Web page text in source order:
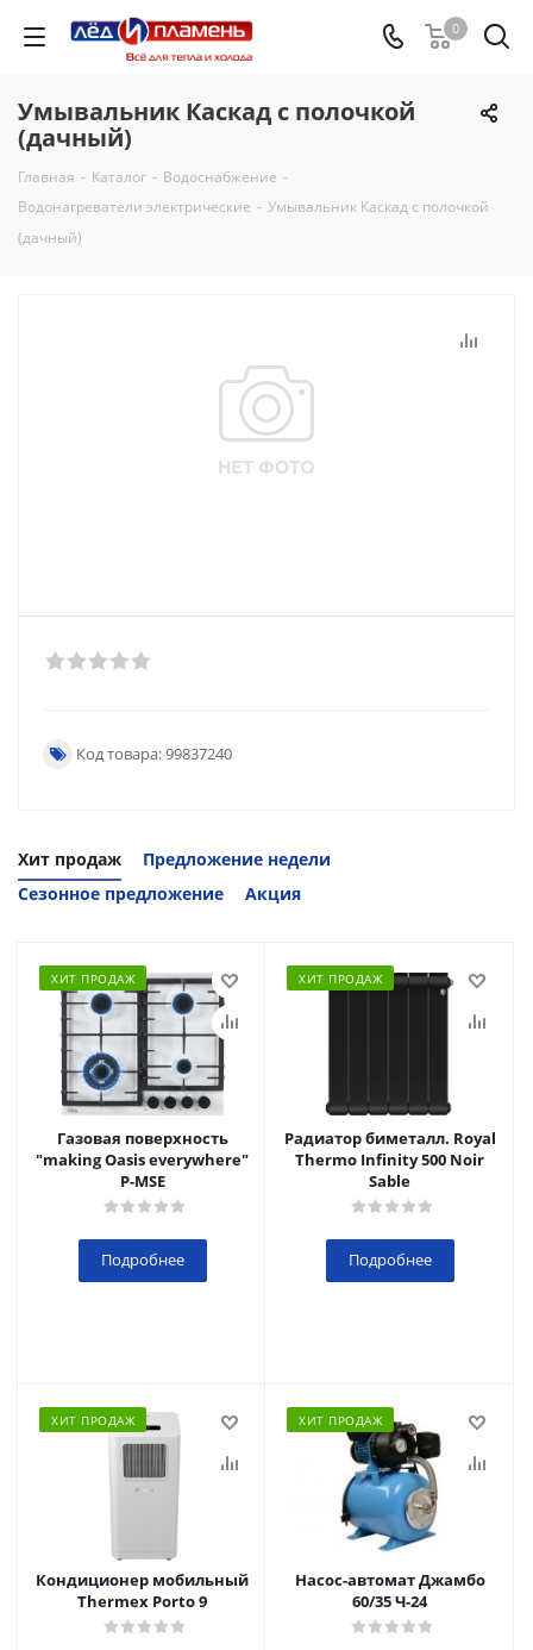
0
Умывальник Каскад с полочкой
(дачный)
Главная - Каталог - Водоснабжение -
Водонагреватели электрические - Умывальник Каскад с полочкой
(дачный)
Код товара: 99837240
Хит продаж
Предложение недели
Сезонное предложение
Акция
ХИТ ПРОДАЖ
Газовая поверхность
"making Oasis everywhere"
P-MSE
Подробнее
ХИТ ПРОДАЖ
Радиатор биметалл. Royal
Thermo Infinity 500 Noir
Sable
Подробнее
ХИТ ПРОДАЖ
Кондиционер мобильный
Thermex Porto 9
ХИТ ПРОДАЖ
Насос-автомат Джамбо
60/35 Ч-24